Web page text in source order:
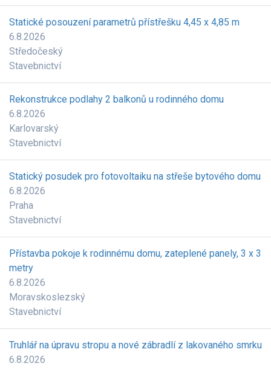
Statické posouzení parametrů přístřešku 4,45 x 4,85 m
6.8.2026
Středočeský
Stavebnictví
Rekonstrukce podlahy 2 balkonů u rodinného domu
6.8.2026
Karlovarský
Stavebnictví
Statický posudek pro fotovoltaiku na střeše bytového domu
6.8.2026
Praha
Stavebnictví
Přístavba pokoje k rodinnému domu, zateplené panely, 3 x 3
metry
6.8.2026
Moravskoslezský
Stavebnictví
Truhlář na úpravu stropu a nové zábradlí z lakovaného smrku
6.8.2026